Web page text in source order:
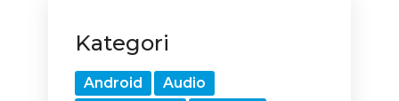
Kategori
Android
Audio